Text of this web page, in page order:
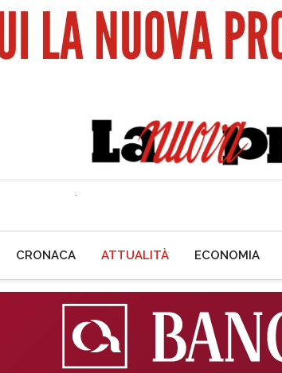
CRONACA ATTUALITÀ ECONOMIA